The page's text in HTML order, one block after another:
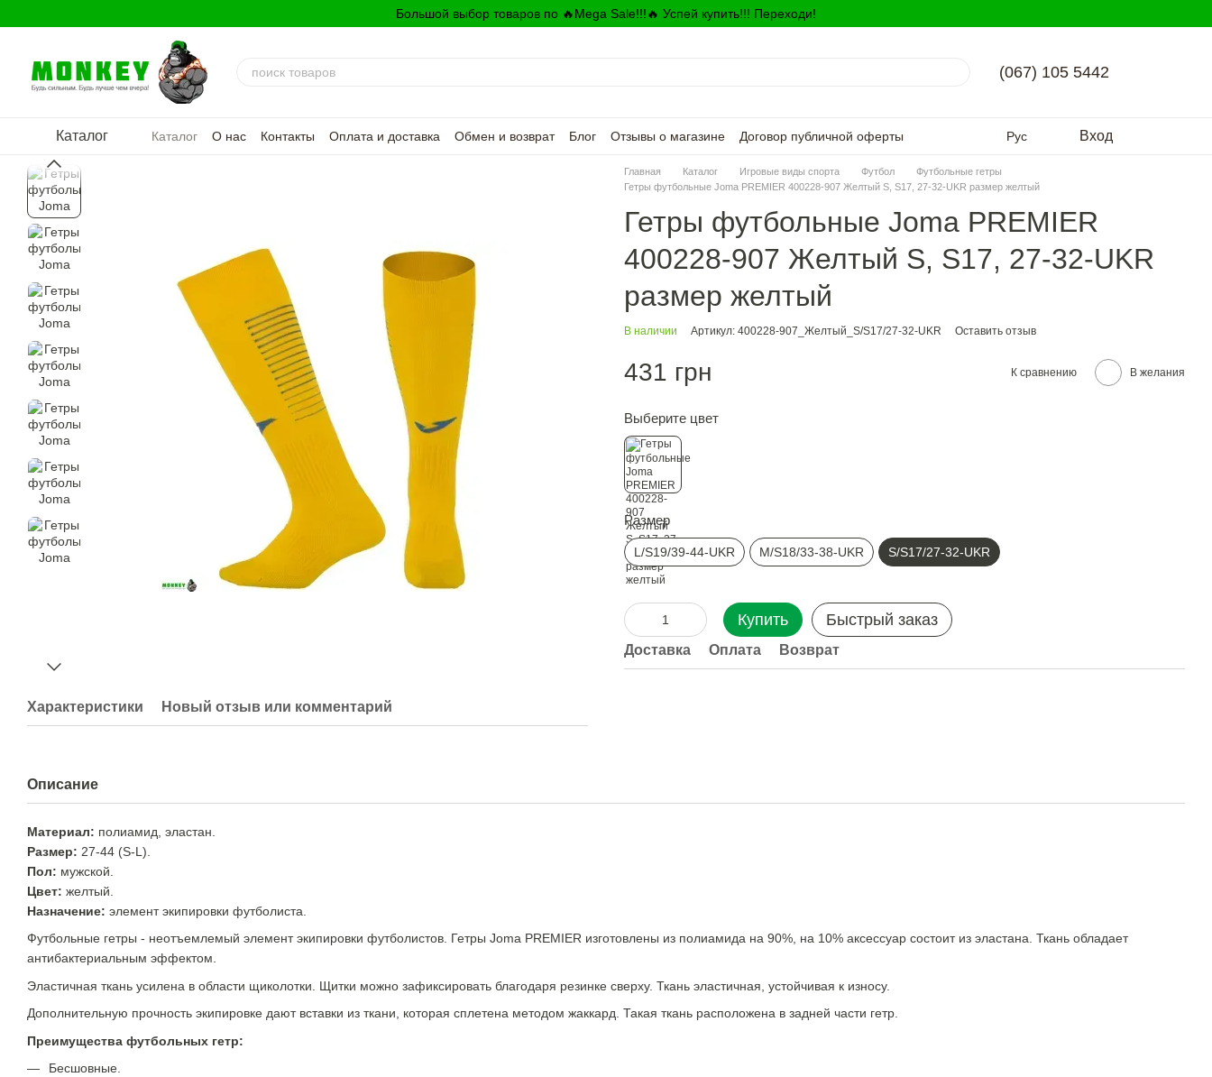
Большой выбор товаров по 🔥Mega Sale!!!🔥 Успей купить!!! Переходи!
(067) 105 5442
Каталог Каталог О нас Контакты Оплата и доставка Обмен и возврат Блог Отзывы о магазине
Договор публичной оферты
Рус Вход
Характеристики Новый отзыв или комментарий
Главная Каталог Игровые виды спорта Футбол
Футбольные гетры
Гетры футбольные Joma PREMIER 400228-907 Желтый S, S17, 27-32-UKR размер желтый
Гетры футбольные Joma PREMIER
400228-907 Желтый S, S17, 27-32-UKR
размер желтый
В наличии Артикул: 400228-907_Желтый_S/S17/27-32-UKR Оставить отзыв
431 грн К сравнению В желания
Выберите цвет
Размер
L/S19/39-44-UKR M/S18/33-38-UKR S/S17/27-32-UKR
Купить Быстрый заказ
Доставка Оплата Возврат
Описание
Материал: полиамид, эластан.
Размер: 27-44 (S-L).
Пол: мужской.
Цвет: желтый.
Назначение: элемент экипировки футболиста.
Футбольные гетры - неотъемлемый элемент экипировки футболистов. Гетры Joma PREMIER изготовлены из полиамида на 90%, на 10% аксессуар состоит из эластана. Ткань обладает
антибактериальным эффектом.
Эластичная ткань усилена в области щиколотки. Щитки можно зафиксировать благодаря резинке сверху. Ткань эластичная, устойчивая к износу.
Дополнительную прочность экипировке дают вставки из ткани, которая сплетена методом жаккард. Такая ткань расположена в задней части гетр.
Преимущества футбольных гетр:
Бесшовные.